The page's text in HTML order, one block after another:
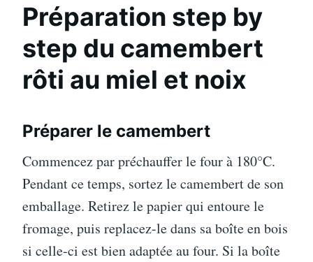
Préparation step by
step du camembert
rôti au miel et noix
Préparer le camembert
Commencez par préchauffer le four à 180°C.
Pendant ce temps, sortez le camembert de son
emballage. Retirez le papier qui entoure le
fromage, puis replacez-le dans sa boîte en bois
si celle-ci est bien adaptée au four. Si la boîte